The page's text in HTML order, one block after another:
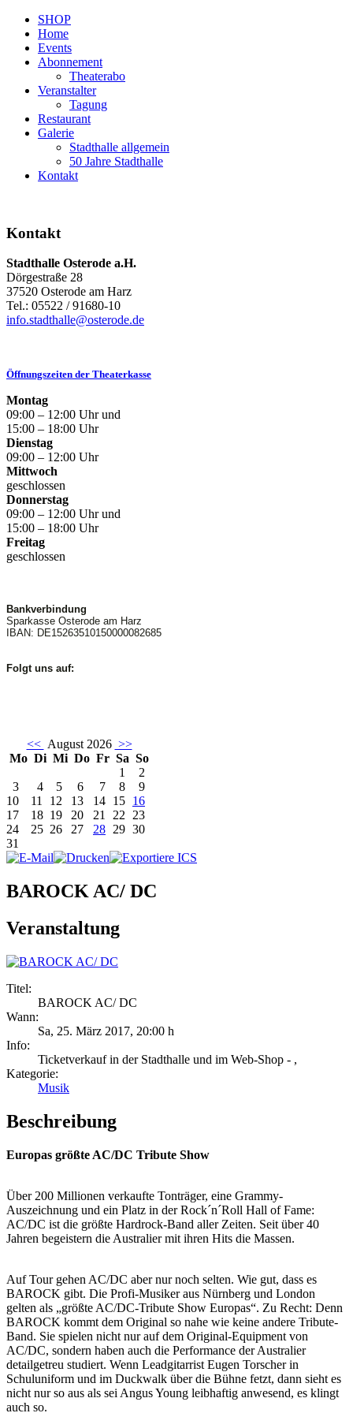
SHOP
Home
Events
Abonnement
Theaterabo
Veranstalter
Tagung
Restaurant
Galerie
Stadthalle allgemein
50 Jahre Stadthalle
Kontakt
Kontakt
Stadthalle Osterode a.H.
Dörgestraße 28
37520 Osterode am Harz
Tel.: 05522 / 91680-10
info.stadthalle@osterode.de
Öffnungszeiten der Theaterkasse
Montag
09:00 – 12:00 Uhr und
15:00 – 18:00 Uhr
Dienstag
09:00 – 12:00 Uhr
Mittwoch
geschlossen
Donnerstag
09:00 – 12:00 Uhr und
15:00 – 18:00 Uhr
Freitag
geschlossen
Bankverbindung
Sparkasse Osterode am Harz
IBAN: DE15263510150000082685
Folgt uns auf:
<< August 2026 >>
Mo Di Mi Do Fr Sa So
1
2
3
4 5 6 7 8
9
10
11 12 13 14 15 16
17
18 19 20 21 22 23
24
25 26 27 28 29 30
31
BAROCK AC/ DC
Veranstaltung
Titel:
BAROCK AC/ DC
Wann:
Sa, 25. März 2017, 20:00 h
Info:
Ticketverkauf in der Stadthalle und im Web-Shop - ,
Kategorie:
Musik
Beschreibung
Europas größte AC/DC Tribute Show
Über 200 Millionen verkaufte Tonträger, eine Grammy-
Auszeichnung und ein Platz in der Rock´n´Roll Hall of Fame:
AC/DC ist die größte Hardrock-Band aller Zeiten. Seit über 40
Jahren begeistern die Australier mit ihren Hits die Massen.
Auf Tour gehen AC/DC aber nur noch selten. Wie gut, dass es
BAROCK gibt. Die Profi-Musiker aus Nürnberg und London
gelten als „größte AC/DC-Tribute Show Europas“. Zu Recht: Denn
BAROCK kommt dem Original so nahe wie keine andere Tribute-
Band. Sie spielen nicht nur auf dem Original-Equipment von
AC/DC, sondern haben auch die Performance der Australier
detailgetreu studiert. Wenn Leadgitarrist Eugen Torscher in
Schuluniform und im Duckwalk über die Bühne fetzt, dann sieht es
nicht nur so aus als sei Angus Young leibhaftig anwesend, es klingt
auch so.